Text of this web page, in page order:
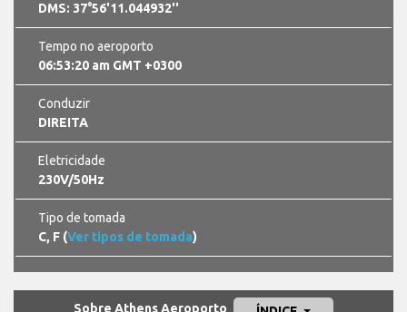
DMS: 37°56'11.044932''
Tempo no aeroporto
06:53:21 am GMT +0300
Conduzir
DIREITA
Eletricidade
230V/50Hz
Tipo de tomada
C, F (Ver tipos de tomada)
Sobre Athens Aeroporto